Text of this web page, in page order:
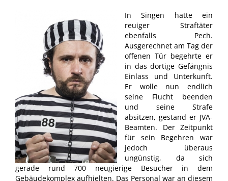
In Singen hatte ein
reuiger Straftäter
ebenfalls Pech.
Ausgerechnet am Tag der
offenen Tür begehrte er
in das dortige Gefängnis
Einlass und Unterkunft.
Er wolle nun endlich
seine Flucht beenden
und seine Strafe
absitzen, gestand er JVA-
Beamten. Der Zeitpunkt
für sein Begehren war
jedoch überaus
ungünstig, da sich
gerade rund 700 neugierige Besucher in dem
Gebäudekomplex aufhielten. Das Personal war an diesem